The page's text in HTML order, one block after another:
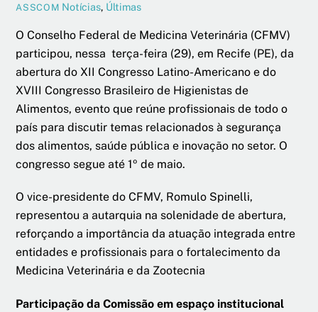
ASSCOM Notícias, Últimas
O Conselho Federal de Medicina Veterinária (CFMV)
participou, nessa terça-feira (29), em Recife (PE), da
abertura do XII Congresso Latino-Americano e do
XVIII Congresso Brasileiro de Higienistas de
Alimentos, evento que reúne profissionais de todo o
país para discutir temas relacionados à segurança
dos alimentos, saúde pública e inovação no setor. O
congresso segue até 1º de maio.
O vice-presidente do CFMV, Romulo Spinelli,
representou a autarquia na solenidade de abertura,
reforçando a importância da atuação integrada entre
entidades e profissionais para o fortalecimento da
Medicina Veterinária e da Zootecnia
Participação da Comissão em espaço institucional